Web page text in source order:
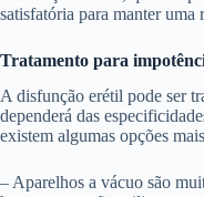
satisfatória para manter uma
Tratamento para
A disfunção erétil pode ser
dependerá das
existem algumas opções
– Aparelhos a vácuo são